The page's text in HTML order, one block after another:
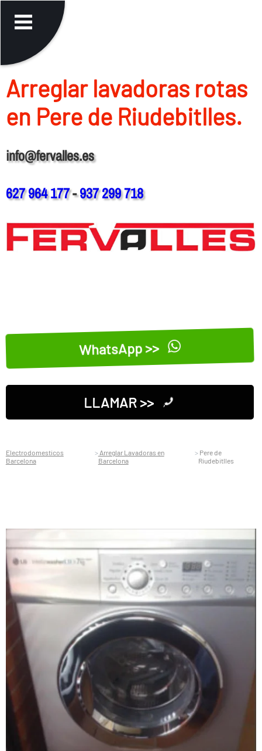
Arreglar lavadoras rotas
en Pere de Riudebitlles.
info@fervalles.es
627 964 177-937 299 718
WhatsApp >>
LLAMAR >>
Electrodomesticos
Barcelona
Arreglar Lavadoras en
Barcelona
Pere de
Riudebitlles